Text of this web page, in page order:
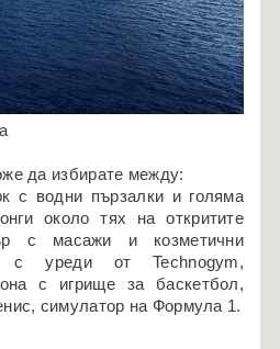
да избирате между:
с водни пързалки и голяма
около тях на откритите
с масажи и козметични
с уреди от Technogym,
с игрище за баскетбол,
симулатор на Формула 1.